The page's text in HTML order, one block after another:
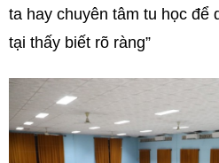
ta hay chuyên tâm tu học để
tại thấy biết rõ ràng”